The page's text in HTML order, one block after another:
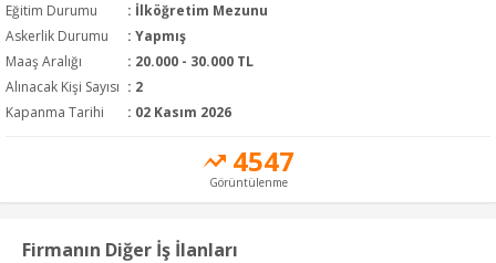
Eğitim Durumu
: İlköğretim Mezunu
Askerlik Durumu
: Yapmış
Maaş Aralığı
: 20.000 - 30.000 TL
Alınacak Kişi Sayısı : 2
Kapanma Tarihi
: 02 Kasım 2026
4547
Görüntülenme
Firmanın Diğer İş İlanları